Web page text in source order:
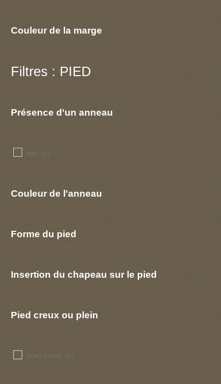
Couleur de la marge
Filtres : PIED
Présence d'un anneau
non (1)
Couleur de l'anneau
Forme du pied
Insertion du chapeau sur le pied
Pied creux ou plein
pied plein (1)